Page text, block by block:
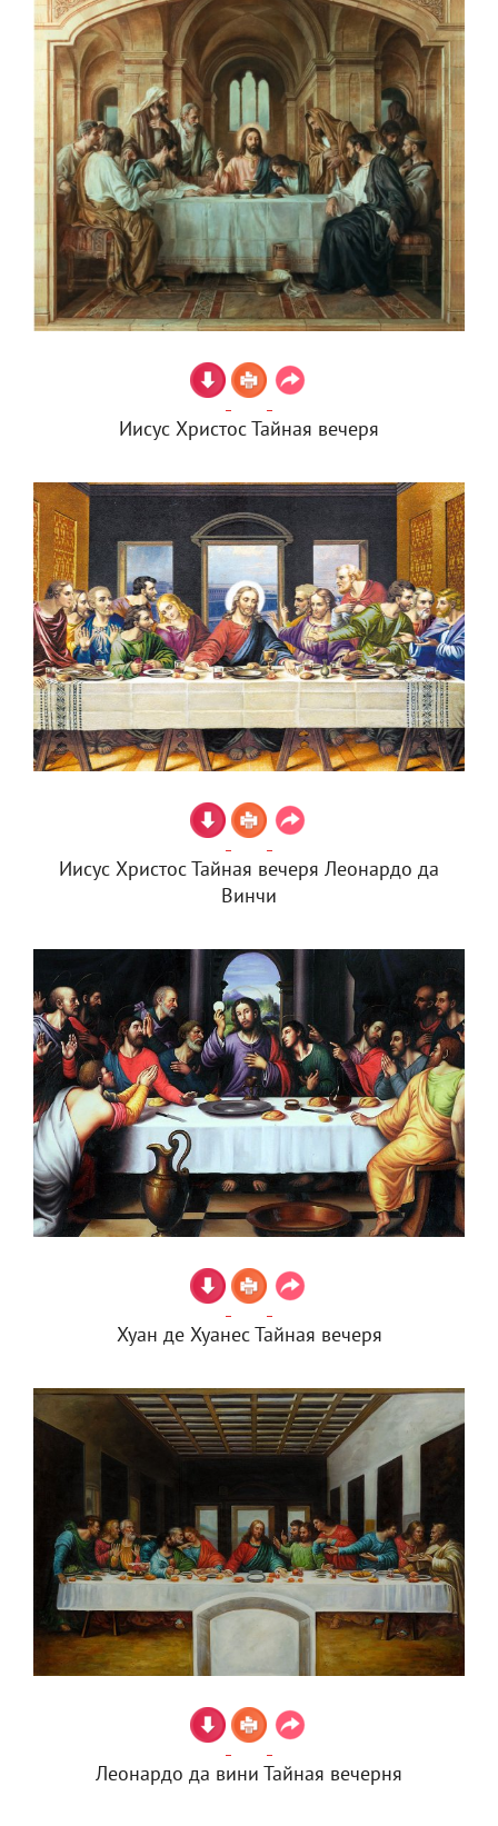
Иисус Христос Тайная вечеря
Иисус Христос Тайная вечеря Леонардо да
Винчи
Хуан де Хуанес Тайная вечеря
Леонардо да вини Тайная вечерня